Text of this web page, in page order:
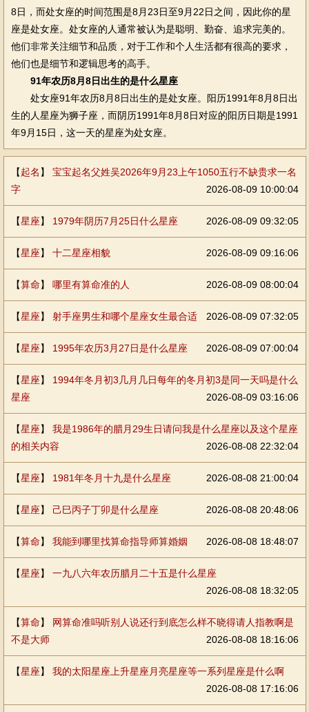
8日，而处女座的时间范围是8月23日至9月22日之间，因此你的星
座是处女座。处女座的人通常被认为是聪明、勤奋、追求完美的。
他们非常关注细节和品质，对于工作和个人生活都有很高的要求，
他们也是细节和逻辑思考的高手。
91年农历8月8日出生的是什么星座
处女座91年农历8月8日出生的是处女座。阳历1991年8月8日出
生的人星座为狮子座，而阴历1991年8月8日对应的阳历日期是1991
年9月15日，这一天的星座为处女座。
【起名 】 宝宝起名父姓吴2026年9月23上午1050五行不缺贵求一名
字
2026-08-09 10:00:04
【星座】 1979年阴历7月25日什么星座 2026-08-09 09:32:05
【星座】 十二星座相貌 2026-08-09 09:16:06
【算命】 哪里有算命准的人 2026-08-09 08:00:04
【星座】 射手座男生和哪个星座女生最合适 2026-08-09 07:32:05
【星座】 1995年农历3月27日是什么星座 2026-08-09 07:00:04
【星座】 1994年冬月初3几月几日每年的冬月初3是同一天吗是什么
星座
2026-08-09 03:16:06
【星座】 我是1986年的腊月29生日请问我是什么星座以及这个星座
的相关内容
2026-08-08 22:32:04
【星座】 1981年冬月十九是什么星座 2026-08-08 21:00:04
【星座】 己巳丙子丁卯是什么星座 2026-08-08 20:48:06
【算命】 我能到哪里找算命指导师算婚姻 2026-08-08 18:48:07
【星座】 一九八六年农历腊月二十五是什么星座
2026-08-08 18:32:05
【算命】 网算命准吗听别人说还行到底怎么样不晓得请人指教啊是
不是大师
2026-08-08 18:16:06
【星座】 我的太阳星座上升星座月亮星座等一系列星座是什么啊
2026-08-08 17:16:06